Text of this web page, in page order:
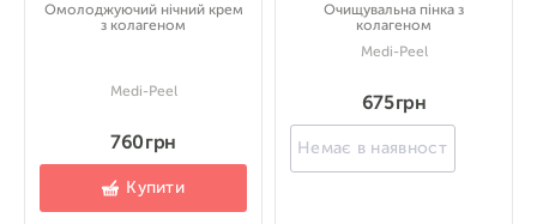
Омолоджуючий нічний крем
з колагеном
Medi-Peel
760 грн
Купити
Очищувальна пінка з
колагеном
Medi-Peel
675 грн
Немає в наявності